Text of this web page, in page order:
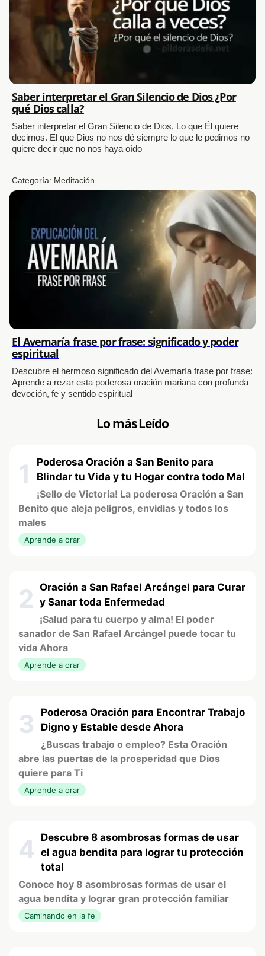
Saber interpretar el Gran Silencio de Dios ¿Por
qué Dios calla?
Saber interpretar el Gran Silencio de Dios, Lo que Él quiere
decirnos. El que Dios no nos dé siempre lo que le pedimos no
quiere decir que no nos haya oído
Categoría: Meditación
El Avemaría frase por frase: significado y poder
espiritual
Descubre el hermoso significado del Avemaría frase por frase:
Aprende a rezar esta poderosa oración mariana con profunda
devoción, fe y sentido espiritual
Lo más Leído
1
Poderosa Oración a San Benito para
Blindar tu Vida y tu Hogar contra todo Mal
¡Sello de Victoria! La poderosa Oración a San
Benito que aleja peligros, envidias y todos los
males
Aprende a orar
2 Oración a San Rafael Arcángel para Curar
y Sanar toda Enfermedad
¡Salud para tu cuerpo y alma! El poder
sanador de San Rafael Arcángel puede tocar tu
vida Ahora
Aprende a orar
3
Poderosa Oración para Encontrar Trabajo
Digno y Estable desde Ahora
¿Buscas trabajo o empleo? Esta Oración
abre las puertas de la prosperidad que Dios
quiere para Ti
Aprende a orar
4
Descubre 8 asombrosas formas de usar
el agua bendita para lograr tu protección
total
Conoce hoy 8 asombrosas formas de usar el
agua bendita y lograr gran protección familiar
Caminando en la fe